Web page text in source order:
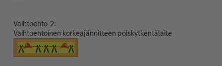
Vaihtoehto
Vaihtoehtoinen korkeajännitteen poiskytkentälaite